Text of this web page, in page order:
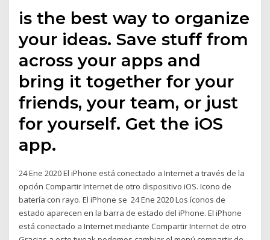
is the best way to organize
your ideas. Save stuff from
across your apps and
bring it together for your
friends, your team, or just
for yourself. Get the iOS
app.
24 Ene 2020 El iPhone está conectado a Internet a través de la
opción Compartir Internet de otro dispositivo iOS. Icono de
batería con rayo. El iPhone se 24 Ene 2020 Los íconos de
estado aparecen en la barra de estado del iPhone. El iPhone
está conectado a Internet mediante Compartir Internet de otro